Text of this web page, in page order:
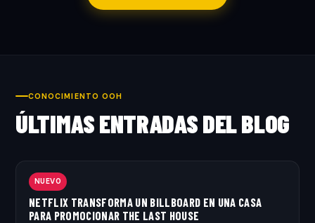
CONOCIMIENTO OOH
ÚLTIMAS ENTRADAS DEL BLOG
NUEVO
NETFLIX TRANSFORMA UN BILLBOARD EN UNA CASA
PARA PROMOCIONAR THE LAST HOUSE